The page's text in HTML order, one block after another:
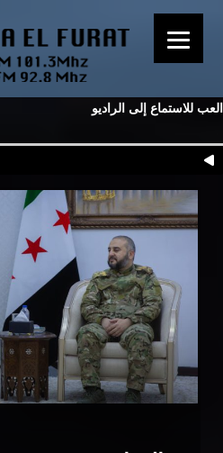
العب للاستماع إلى الراديو